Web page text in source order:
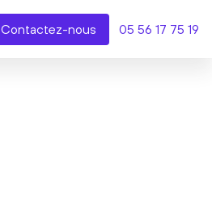
Contactez-nous 05 56 17 75 19